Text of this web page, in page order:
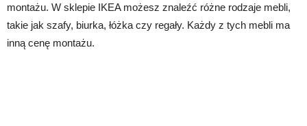
montażu. W sklepie IKEA możesz znaleźć różne rodzaje mebli,
takie jak szafy, biurka, łóżka czy regały. Każdy z tych mebli ma
inną cenę montażu.